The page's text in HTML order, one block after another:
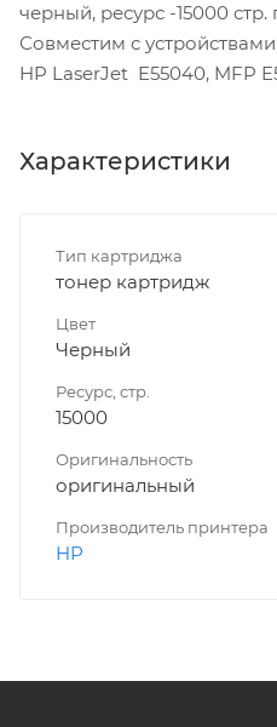
черный, ресурс -15000
Совместим с
HP LaserJet E55040, MFP
Характеристики
Тип картриджа
тонер картридж
Цвет
Черный
Ресурс, стр.
15000
Оригинальность
оригинальный
Производитель принтера
HP